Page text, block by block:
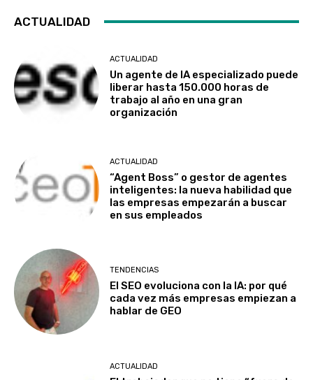
ACTUALIDAD
ACTUALIDAD
Un agente de IA especializado puede
liberar hasta 150.000 horas de
trabajo al año en una gran
organización
ACTUALIDAD
“Agent Boss” o gestor de agentes
inteligentes: la nueva habilidad que
las empresas empezarán a buscar
en sus empleados
TENDENCIAS
El SEO evoluciona con la IA: por qué
cada vez más empresas empiezan a
hablar de GEO
ACTUALIDAD